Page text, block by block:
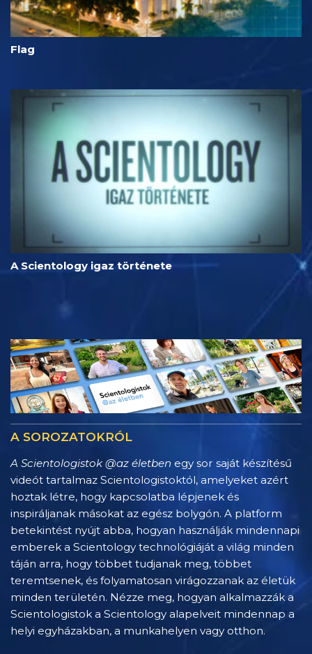
Flag
A Scientology igaz története
A SOROZATOKRÓL
A Scientologistok @az életben egy sor saját készítésű
videót tartalmaz Scientologistoktól, amelyeket azért
hoztak létre, hogy kapcsolatba lépjenek és
inspiráljanak másokat az egész bolygón. A platform
betekintést nyújt abba, hogyan használják mindennapi
emberek a Scientology technológiáját a világ minden
táján arra, hogy többet tudjanak meg, többet
teremtsenek, és folyamatosan virágozzanak az életük
minden területén. Nézze meg, hogyan alkalmazzák a
Scientologistok a Scientology alapelveit mindennap a
helyi egyházakban, a munkahelyen vagy otthon.